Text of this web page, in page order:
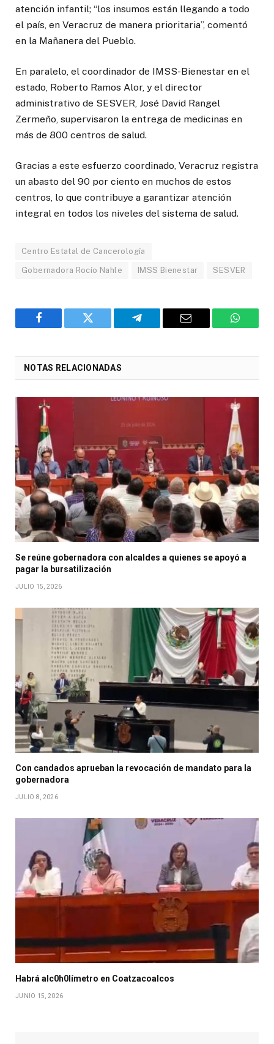
atención infantil; “los insumos están llegando a todo
el país, en Veracruz de manera prioritaria”, comentó
en la Mañanera del Pueblo.
En paralelo, el coordinador de IMSS-Bienestar en el
estado, Roberto Ramos Alor, y el director
administrativo de SESVER, José David Rangel
Zermeño, supervisaron la entrega de medicinas en
más de 800 centros de salud.
Gracias a este esfuerzo coordinado, Veracruz registra
un abasto del 90 por ciento en muchos de estos
centros, lo que contribuye a garantizar atención
integral en todos los niveles del sistema de salud.
Centro Estatal de Cancerología
Gobernadora Rocío Nahle IMSS Bienestar SESVER
Facebook Twitter Telegram Email
NOTAS RELACIONADAS
Se reúne gobernadora con alcaldes a quienes se apoyó a
pagar la bursatilización
JULIO 15, 2026
Con candados aprueban la revocación de mandato para la
gobernadora
JULIO 8, 2026
Habrá alc0h0límetro en Coatzacoalcos
JUNIO 15, 2026